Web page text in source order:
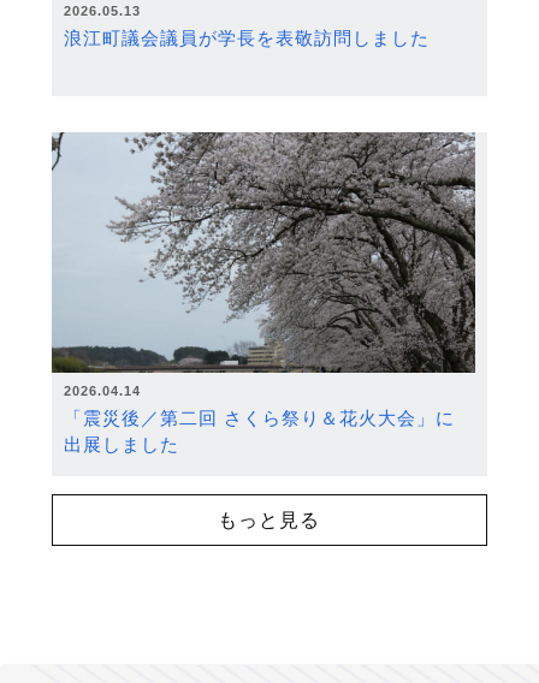
2026.05.13
浪江町議会議員が学長を表敬訪問しました
2026.04.14
「震災後／第二回 さくら祭り＆花火大会」に
出展しました
もっと見る